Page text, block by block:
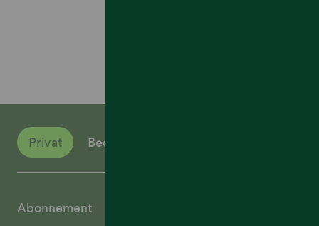
Privat Bedrift
Abonnement